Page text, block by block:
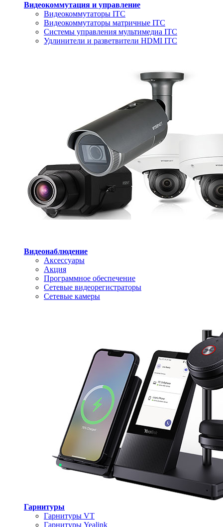
Видеокоммутация и управление
Видеокоммутаторы ITC
Видеокоммутаторы матричные ITC
Системы управления мультимедиа ITC
Удлинители и разветвители HDMI ITC
Видеонаблюдение
Аксессуары
Акция
Программное обеспечение
Сетевые видеорегистраторы
Сетевые камеры
Гарнитуры
Гарнитуры VT
Гарнитуры Yealink